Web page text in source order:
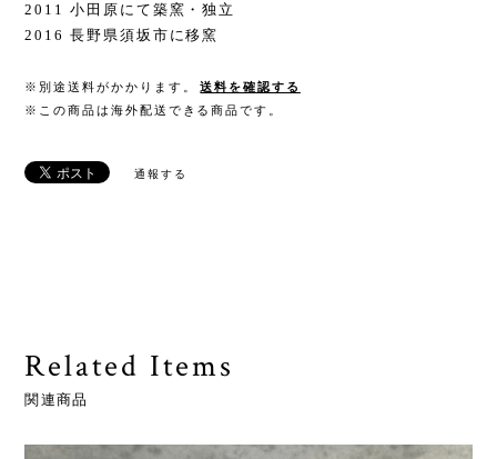
2011 小田原にて築窯・独立
2016 長野県須坂市に移窯
※別途送料がかかります。
送料を確認する
※この商品は海外配送できる商品です。
通報する
Related Items
関連商品